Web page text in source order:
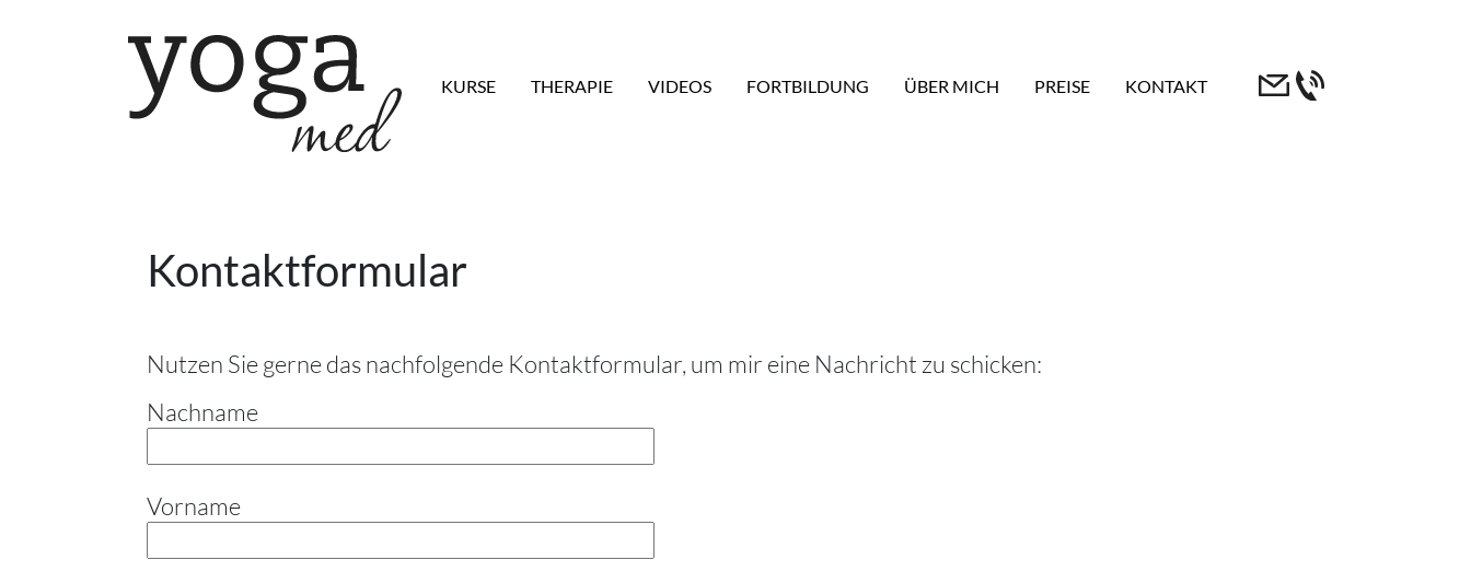
Skip to content
KURSE THERAPIE VIDEOS FORTBILDUNG ÜBER MICH PREISE KONTAKT
Kontaktformular
Nutzen Sie gerne das nachfolgende Kontaktformular, um mir eine Nachricht zu schicken:
Nachname
Vorname